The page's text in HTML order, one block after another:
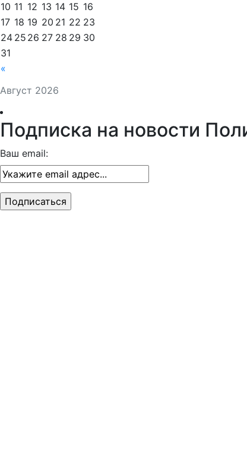
Август 2026
«
10 11 12 13 14 15 16
17 18 19 20 21 22 23
24 25 26 27 28 29 30
31
Подписка на новости
Ваш email: